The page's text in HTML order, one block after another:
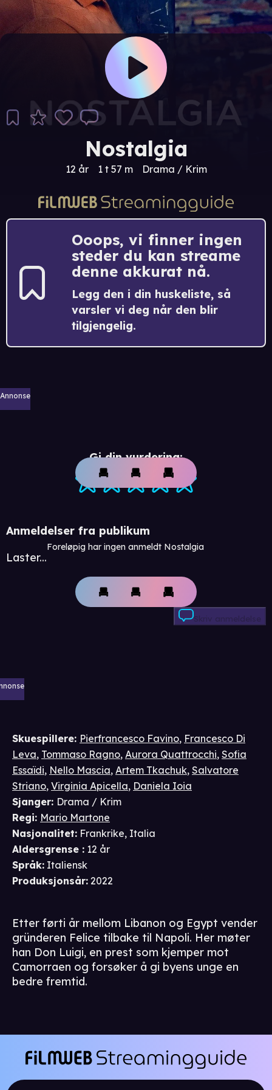
Nostalgia
12 år 1 t 57 m Drama / Krim
Ooops, vi finner ingen
steder du kan streame
denne akkurat nå.
Legg den i din huskeliste, så
varsler vi deg når den blir
tilgjengelig.
Annonse
Gi din vurdering:
Anmeldelser fra publikum
Laster...
Foreløpig har ingen anmeldt Nostalgia
Skriv anmeldelse
Skuespillere: Pierfrancesco Favino, Francesco Di
Leva, Tommaso Ragno, Aurora Quattrocchi, Sofia
Essaïdi, Nello Mascia, Artem Tkachuk, Salvatore
Striano, Virginia Apicella, Daniela Ioia
Sjanger: Drama / Krim
Regi: Mario Martone
Nasjonalitet: Frankrike, Italia
Aldersgrense : 12 år
Språk: Italiensk
Produksjonsår: 2022
Etter førti år mellom Libanon og Egypt vender
gründeren Felice tilbake til Napoli. Her møter
han Don Luigi, en prest som kjemper mot
Camorraen og forsøker å gi byens unge en
bedre fremtid.